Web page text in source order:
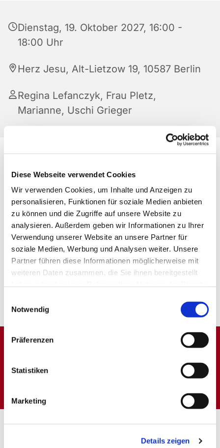
Diese Webseite verwendet Cookies
Wir verwenden Cookies, um Inhalte und Anzeigen zu
personalisieren, Funktionen für soziale Medien anbieten
zu können und die Zugriffe auf unsere Website zu
analysieren. Außerdem geben wir Informationen zu Ihrer
Verwendung unserer Website an unsere Partner für
soziale Medien, Werbung und Analysen weiter. Unsere
Partner führen diese Informationen möglicherweise mit
weiteren Daten zusammen, die Sie ihnen bereitgestellt
Notwendig
Präferenzen
Statistiken
Marketing
Details zeigen
Dienstag, 19. Oktober 2027, 16:00 -
18:00 Uhr
Herz Jesu, Alt-Lietzow 19, 10587 Berlin
Regina Lefanczyk, Frau Pletz,
Marianne, Uschi Grieger